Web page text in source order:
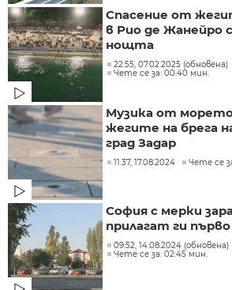
Спасение от
в Рио де Жанейро
нощта
22:55, 07.02.2025 (обновена)
Чете се за: 00:40 мин.
Музика от
жегите на брега
град Задар
11:37, 17.08.2024 Чете се
София с мерки
прилагат ги
09:52, 14.08.2024 (обновена)
Чете се за: 02:45 мин.